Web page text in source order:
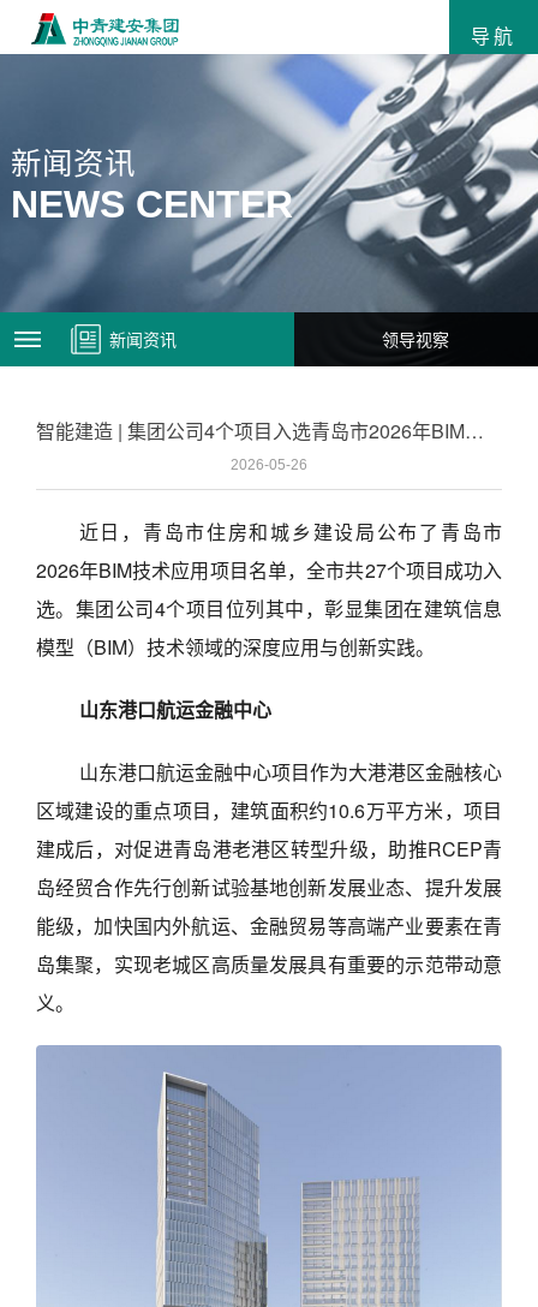
导航
新闻资讯
NEWS CENTER
新闻资讯 领导视察
智能建造 | 集团公司4个项目入选青岛市2026年BIM技术应用项目
2026-05-26
近日，青岛市住房和城乡建设局公布了青岛市
2026年BIM技术应用项目名单，全市共27个项目成功入
选。集团公司4个项目位列其中，彰显集团在建筑信息
模型（BIM）技术领域的深度应用与创新实践。
山东港口航运金融中心
山东港口航运金融中心项目作为大港港区金融核心
区域建设的重点项目，建筑面积约10.6万平方米，项目
建成后，对促进青岛港老港区转型升级，助推RCEP青
岛经贸合作先行创新试验基地创新发展业态、提升发展
能级，加快国内外航运、金融贸易等高端产业要素在青
岛集聚，实现老城区高质量发展具有重要的示范带动意
义。